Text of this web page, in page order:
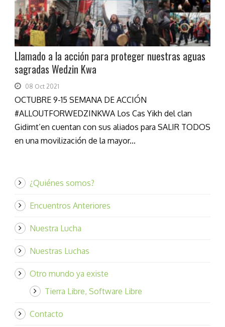
Llamado a la acción para proteger nuestras aguas
sagradas Wedzin Kwa
08 Oct 2021
OCTUBRE 9-15 SEMANA DE ACCIÓN
#ALLOUTFORWEDZINKWA Los Cas Yikh del clan
Gidimt’en cuentan con sus aliados para SALIR TODOS
en una movilización de la mayor...
¿Quiénes somos?
Encuentros Anteriores
Nuestra Lucha
Nuestras Luchas
Otro mundo ya existe
Tierra Libre, Software Libre
Contacto